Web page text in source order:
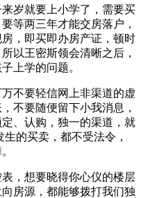
岁就要上小学了，需要买
等两三年才能交房落户，
，即买即办房产证，顿时
以王密斯领会清晰之后，
上学的问题。
不要轻信网上非渠道的虚
不要随便留下小我消息，
、认购，独一的渠道，就
的买卖，都不受法令，
，想要晓得你心仪的楼层
房源，都能够拨打我们独